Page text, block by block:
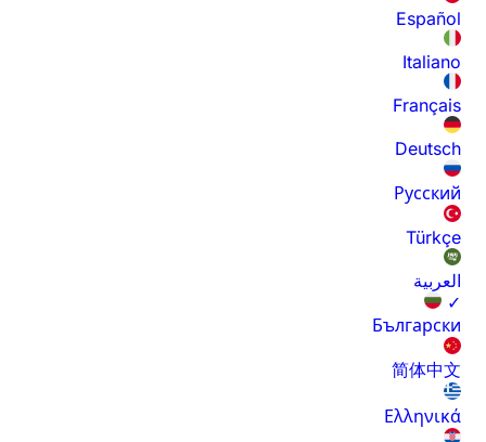
Español
Italiano
Français
Deutsch
Русский
Türkçe
العربية
✓
Български
简体中文
Ελληνικά